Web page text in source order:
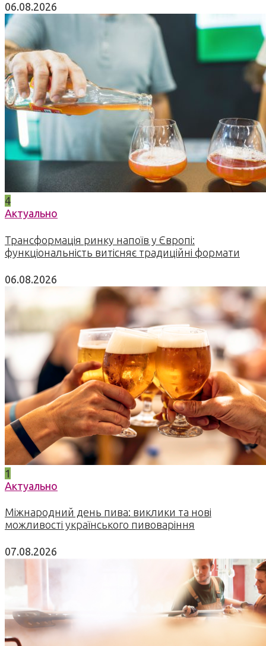
06.08.2026
4
Актуально
Трансформація ринку напоїв у Європі:
функціональність витісняє традиційні формати
06.08.2026
1
Актуально
Міжнародний день пива: виклики та нові
можливості українського пивоваріння
07.08.2026